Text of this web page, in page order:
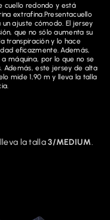
cuello redondo y está
extrafina.Presentacuello
un ajuste cómodo. El jersey
que no sólo aumenta su
transpiración y lo hace
eficazmente. Además,
máquina, por lo que no se
Además, este jersey de alta
mide 1,90 m y lleva la talla
la talla3/MEDIUM.